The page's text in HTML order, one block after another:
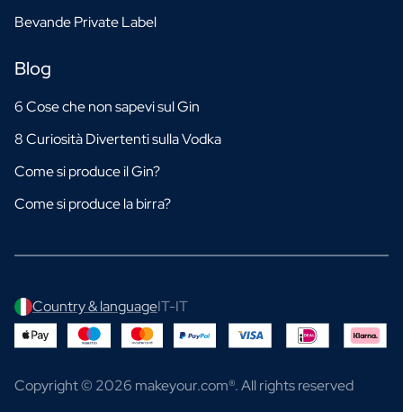
Bevande Private Label
Blog
6 Cose che non sapevi sul Gin
8 Curiosità Divertenti sulla Vodka
Come si produce il Gin?
Come si produce la birra?
Country & languageIT-IT
Copyright © 2026 makeyour.com®. All rights reserved